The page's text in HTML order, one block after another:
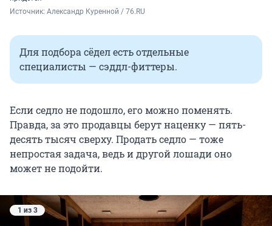
Источник: Александр Куренной / 76.RU
Для подбора сёдел есть отдельные
специалисты — сэддл-фиттеры.
Если седло не подошло, его можно поменять.
Правда, за это продавцы берут наценку — пять-
десять тысяч сверху. Продать седло — тоже
непростая задача, ведь и другой лошади оно
может не подойти.
1 из 3